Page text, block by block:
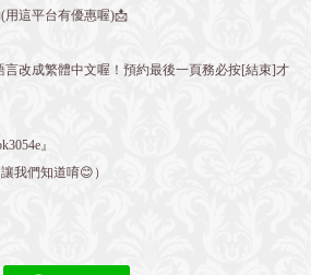
用這平台有優惠喔)📩
改成繁體中文喔！預約最後一頁務必按[結束]才
』
我們知道唷😊）